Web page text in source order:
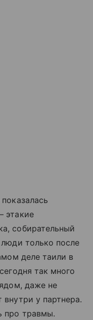
этакие
собирательный
только после
деле таили в
так много
даже не
у партнера.
про травмы.